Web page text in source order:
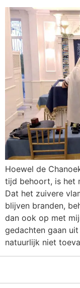
Hoewel de
tijd behoort, is het
Dat het zuivere
blijven branden,
dan ook op met
gedachten gaan uit
natuurlijk niet